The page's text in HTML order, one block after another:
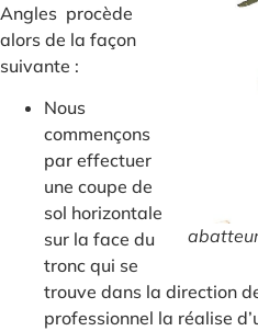
Angles procède
alors de la façon
suivante :
Nous
commençons
par effectuer
une coupe de
sol horizontale
sur la face du
tronc qui se
trouve dans la direction
professionnel la réalise